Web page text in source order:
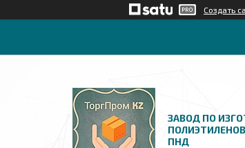
Создать
ЗАВОД ПО
ПНД